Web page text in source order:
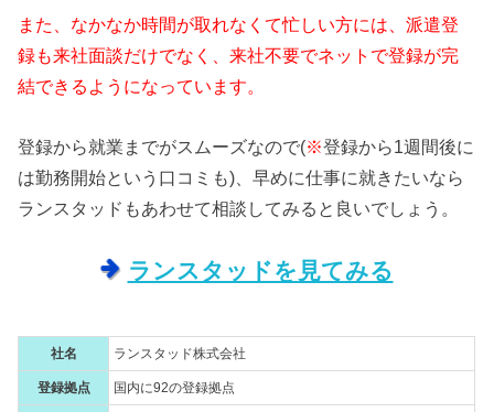
また、なかなか時間が取れなくて忙しい方には、派遣登
録も来社面談だけでなく、来社不要でネットで登録が完
結できるようになっています。
登録から就業までがスムーズなので(※登録から1週間後に
は勤務開始という口コミも)、早めに仕事に就きたいなら
ランスタッドもあわせて相談してみると良いでしょう。
ランスタッドを見てみる
社名 ランスタッド株式会社
登録拠点 国内に92の登録拠点